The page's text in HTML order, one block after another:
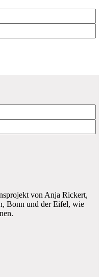
von Anja Rickert,
Bonn und der Eifel, wie